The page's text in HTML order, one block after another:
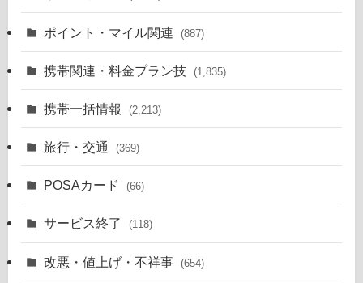
ポイント・マイル関連 (887)
携帯関連・料金プラン技 (1,835)
携帯一括情報 (2,213)
旅行・交通 (369)
POSAカード (66)
サービス終了 (118)
改悪・値上げ・不祥事 (654)